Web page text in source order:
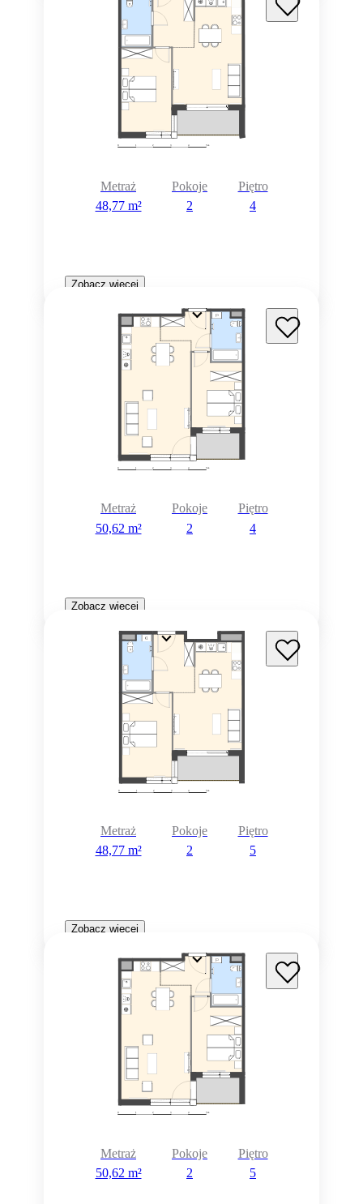
Metraż
48,77 m²
Pokoje
2
Piętro
4
Zobacz więcej
Metraż
50,62 m²
Pokoje
2
Piętro
4
Zobacz więcej
Metraż
48,77 m²
Pokoje
2
Piętro
5
Zobacz więcej
Metraż
50,62 m²
Pokoje
2
Piętro
5